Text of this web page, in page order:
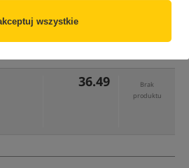
wszystkie
magazynie"
ukryta przez wybrany sposób filtrowania)
36.49
Brak
produktu